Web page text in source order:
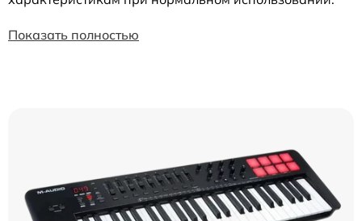
Показать полностью